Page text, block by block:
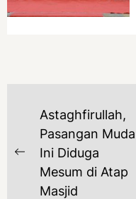
NAVIGASI
POS
Previous
post:
Astaghfirullah,
Pasangan Muda
Ini Diduga
Mesum di Atap
Masjid